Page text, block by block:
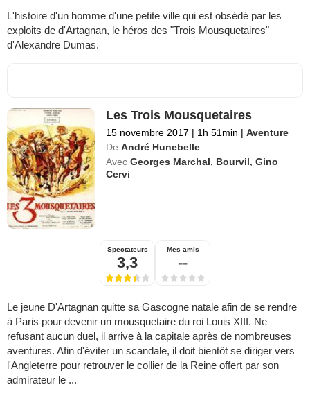
L'histoire d'un homme d'une petite ville qui est obsédé par les
exploits de d'Artagnan, le héros des "Trois Mousquetaires"
d'Alexandre Dumas.
Les Trois Mousquetaires
15 novembre 2017 | 1h 51min | Aventure
De André Hunebelle
Avec Georges Marchal, Bourvil,Gino
Cervi
Spectateurs
3,3
Mes amis
--
Le jeune D'Artagnan quitte sa Gascogne natale afin de se rendre
à Paris pour devenir un mousquetaire du roi Louis XIII. Ne
refusant aucun duel, il arrive à la capitale après de nombreuses
aventures. Afin d'éviter un scandale, il doit bientôt se diriger vers
l'Angleterre pour retrouver le collier de la Reine offert par son
admirateur le ...